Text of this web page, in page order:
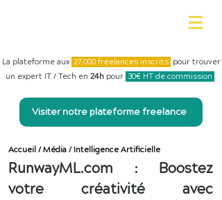
La plateforme aux 27,000 freelances inscrits pour trouver
un expert IT / Tech en 24h pour 30€ HT de commission .
Visiter notre plateforme freelance
Accueil / Média / Intelligence Artificielle
RunwayML.com : Boostez
votre créativité avec